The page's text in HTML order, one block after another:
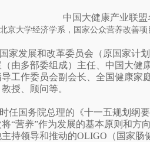
中国大健康产业联
京大学经济学系，国家公众营养改善
家发展和改革委员会（原国家计
由多部委组成）主任、中国大
工作委员会副会长、全国健康家
授、顾问等。
任国务院总理的《十一五规划纲
“营养”作为发展的基本原则和
持领导和推动的OLIGO（国家肠